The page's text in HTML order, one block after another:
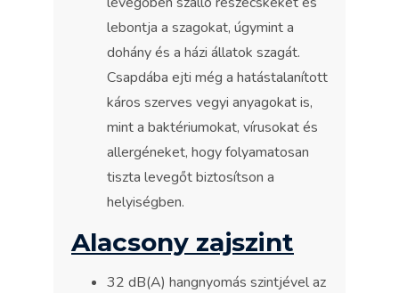
lebontja a szagokat, úgymint a
dohány és a házi állatok szagát.
Csapdába ejti még a hatástalanított
káros szerves vegyi anyagokat is,
mint a baktériumokat, vírusokat és
allergéneket, hogy folyamatosan
tiszta levegőt biztosítson a
helyiségben.
Alacsony zajszint
32 dB(A) hangnyomás szintjével az